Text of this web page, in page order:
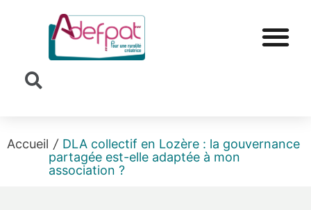
Accueil / DLA collectif en Lozère : la gouvernance
partagée est-elle adaptée à mon
association ?